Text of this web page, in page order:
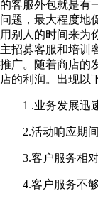
的客服外包就是有
问题，最大程度地
用别人的时间来为
主招募客服和培训
推广。随着商店的
店的利润。出现以
1 .业务发展迅速
2.活动响应期间
3.客户服务相对
4.客户服务不够